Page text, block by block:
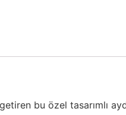
bu özel tasarımlı